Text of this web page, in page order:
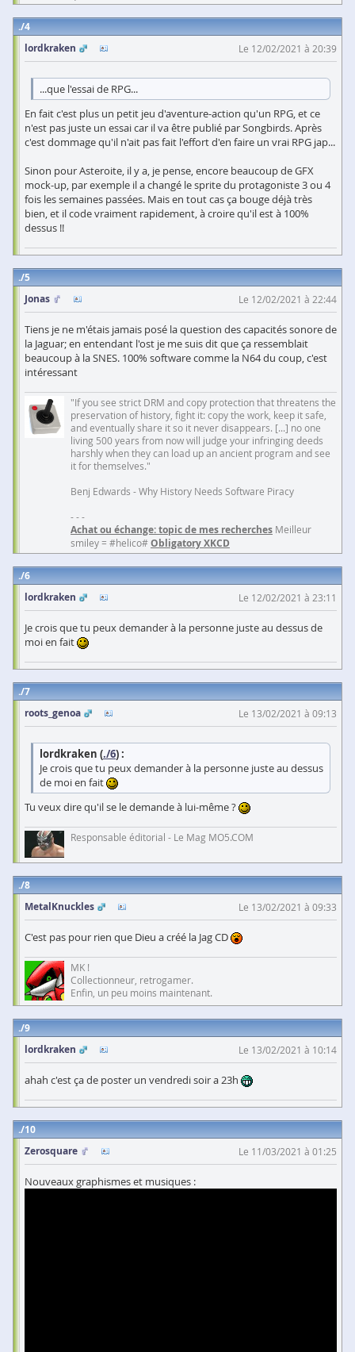
4
lordkraken
Le 12/02/2021 à 20:39
...que l'essai de RPG...
En fait c'est plus un petit jeu d'aventure-action qu'un RPG, et ce
n'est pas juste un essai car il va être publié par Songbirds. Après
c'est dommage qu'il n'ait pas fait l'effort d'en faire un vrai RPG jap...
Sinon pour Asteroite, il y a, je pense, encore beaucoup de GFX
mock-up, par exemple il a changé le sprite du protagoniste 3 ou 4
fois les semaines passées. Mais en tout cas ça bouge déjà très
bien, et il code vraiment rapidement, à croire qu'il est à 100%
dessus !!
5
Jonas
Le 12/02/2021 à 22:44
Tiens je ne m'étais jamais posé la question des capacités sonore de
la Jaguar; en entendant l'ost je me suis dit que ça ressemblait
beaucoup à la SNES. 100% software comme la N64 du coup, c'est
intéressant
"If you see strict DRM and copy protection that threatens the
preservation of history, fight it: copy the work, keep it safe,
and eventually share it so it never disappears. [...] no one
living 500 years from now will judge your infringing deeds
harshly when they can load up an ancient program and see
it for themselves."
Benj Edwards - Why History Needs Software Piracy
- - -
Achat ou échange: topic de mes recherches Meilleur
smiley = #helico#Obligatory XKCD
6
lordkraken
Le 12/02/2021 à 23:11
Je crois que tu peux demander à la personne juste au dessus de
moi en fait
7
roots_genoa
Le 13/02/2021 à 09:13
lordkraken (./6) :
Je crois que tu peux demander à la personne juste au dessus
de moi en fait
Tu veux dire qu'il se le demande à lui-même ?
Responsable éditorial - Le Mag MO5.COM
8
MetalKnuckles
Le 13/02/2021 à 09:33
C'est pas pour rien que Dieu a créé la Jag CD
MK !
Collectionneur, retrogamer.
Enfin, un peu moins maintenant.
9
lordkraken
Le 13/02/2021 à 10:14
ahah c'est ça de poster un vendredi soir a 23h
10
Zerosquare
Le 11/03/2021 à 01:25
Nouveaux graphismes et musiques :